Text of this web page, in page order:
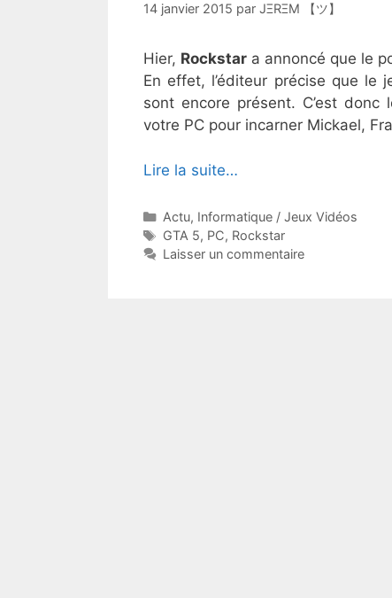
14 janvier 2015 par JΞRΞM 【ツ】
Hier, Rockstar a annoncé que le
En effet, l’éditeur précise que le
sont encore présent. C’est donc
votre PC pour incarner Mickael,
Lire la suite…
Catégories
Actu, Informatique / Jeux Vidéos
Étiquettes
GTA 5, PC, Rockstar
Laisser un commentaire